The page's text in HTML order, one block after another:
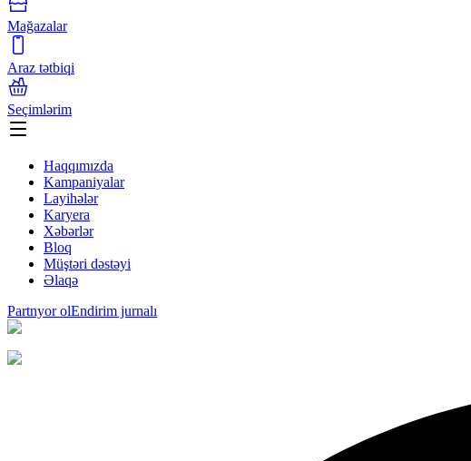
Mağazalar
Araz tətbiqi
Seçimlərim
Haqqımızda
Kampaniyalar
Layihələr
Karyera
Xəbərlər
Bloq
Müştəri dəstəyi
Əlaqə
Partnyor olEndirim jurnalı